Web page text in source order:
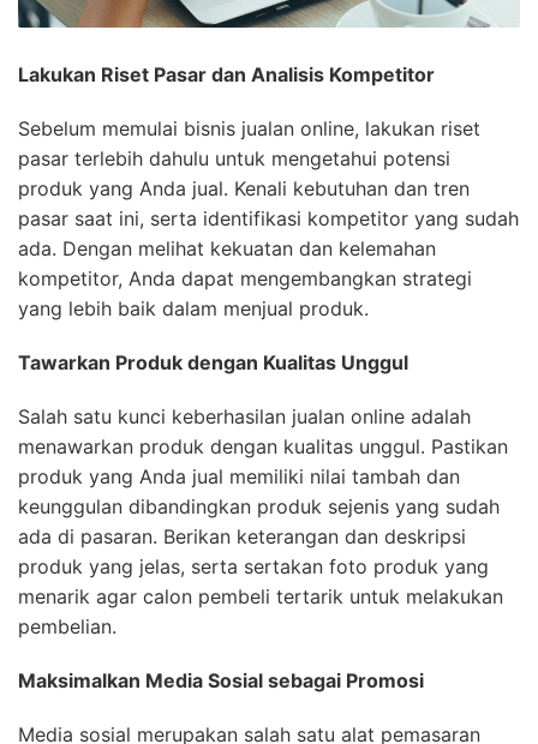
Lakukan Riset Pasar dan Analisis Kompetitor
Sebelum memulai bisnis jualan online, lakukan riset
pasar terlebih dahulu untuk mengetahui potensi
produk yang Anda jual. Kenali kebutuhan dan tren
pasar saat ini, serta identifikasi kompetitor yang sudah
ada. Dengan melihat kekuatan dan kelemahan
kompetitor, Anda dapat mengembangkan strategi
yang lebih baik dalam menjual produk.
Tawarkan Produk dengan Kualitas Unggul
Salah satu kunci keberhasilan jualan online adalah
menawarkan produk dengan kualitas unggul. Pastikan
produk yang Anda jual memiliki nilai tambah dan
keunggulan dibandingkan produk sejenis yang sudah
ada di pasaran. Berikan keterangan dan deskripsi
produk yang jelas, serta sertakan foto produk yang
menarik agar calon pembeli tertarik untuk melakukan
pembelian.
Maksimalkan Media Sosial sebagai Promosi
Media sosial merupakan salah satu alat pemasaran